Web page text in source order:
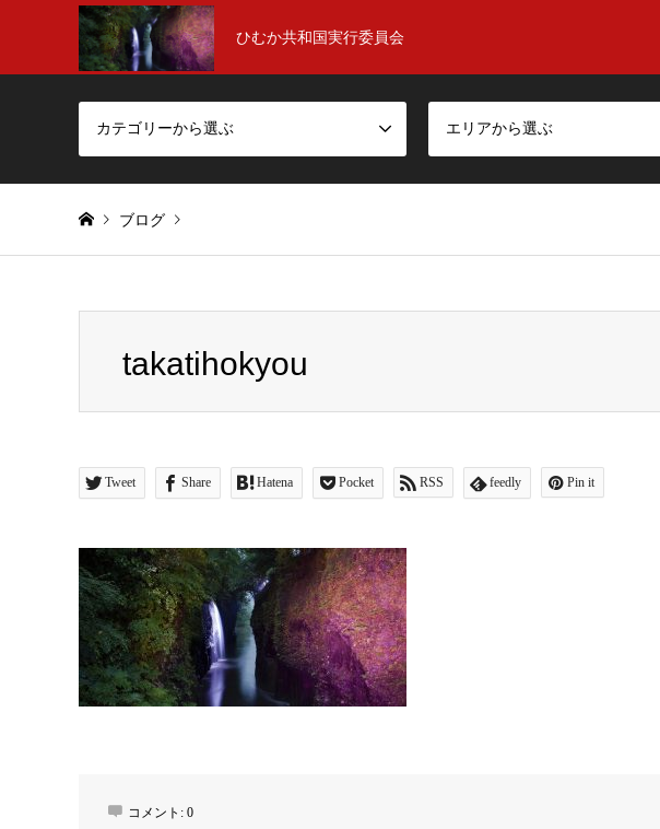
ひむか共和国実行委員会
カテゴリーから選ぶ エリアから選ぶ
ブログ
takatihokyoutakatihokyou
Tweet Share Hatena Pocket RSS feedly Pin it
コメント: 0